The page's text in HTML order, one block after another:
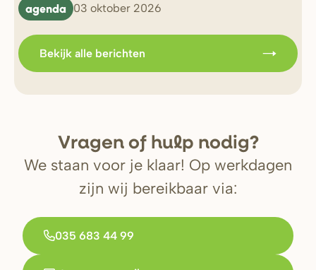
agenda 03 oktober 2026
Bekijk alle berichten
Vragen of hulp nodig?
We staan voor je klaar! Op werkdagen
zijn wij bereikbaar via:
035 683 44 99